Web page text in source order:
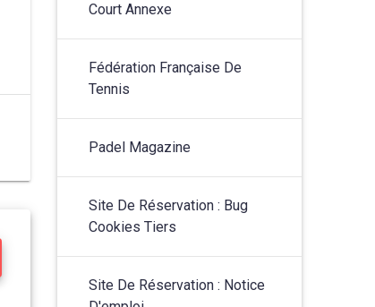
Court Annexe
Fédération Française De
Tennis
Padel Magazine
Site De Réservation : Bug
Cookies Tiers
Site De Réservation : Notice